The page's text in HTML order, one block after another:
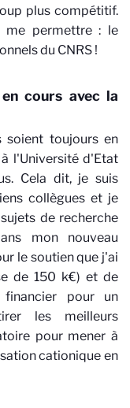
plus compétitif.
me permettre : le
du CNRS !
cours avec la
soient toujours en
l'Université d'Etat
Cela dit, je suis
collègues et je
de recherche
mon nouveau
le soutien que j'ai
de 150 k€) et de
financier pour un
les meilleurs
pour mener à
cationique en